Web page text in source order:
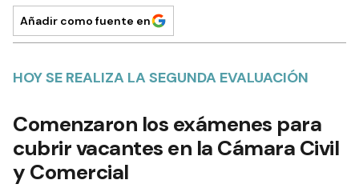
Añadir como fuente en
HOY SE REALIZA LA SEGUNDA EVALUACIÓN
Comenzaron los exámenes para
cubrir vacantes en la Cámara Civil
y Comercial